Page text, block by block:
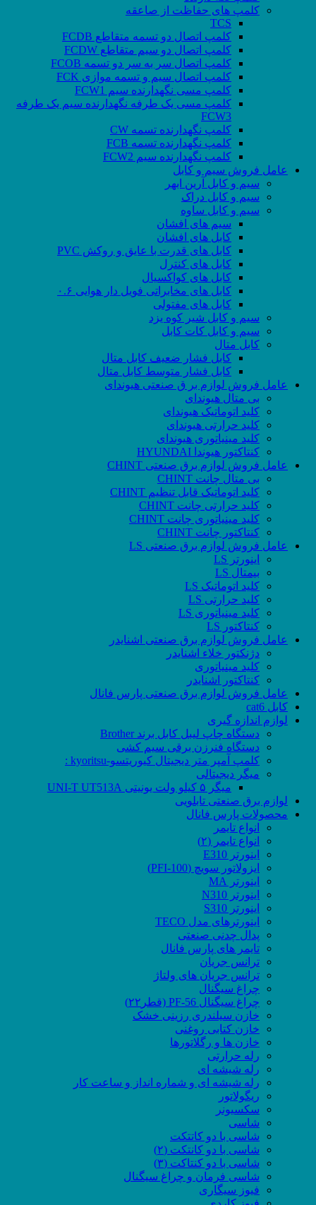
کلمپ های حفاظت از صاعقه
TCS
کلمپ اتصال دو تسمه متقاطع FCDB
کلمپ اتصال دو سیم متقاطع FCDW
کلمپ اتصال سر به سر دو تسمه FCOB
کلمپ اتصال سیم و تسمه موازی FCK
کلمپ مسی نگهدارنده سیم FCW1
کلمپ مسی یک طرفه نگهدارنده سیم یک طرفه
FCW3
کلمپ نگهدارنده تسمه CW
کلمپ نگهدارنده تسمه FCB
کلمپ نگهدارنده سیم FCW2
عامل فروش سیم و کابل
سیم و کابل آرین ابهر
سیم و کابل دراک
سیم و کابل ساوه
سیم های افشان
کابل های افشان
کابل های قدرت با عایق و روکش PVC
کابل های کنترل
کابل های کواکسیال
کابل های مخابراتی فویل دار هوایی ۰.۶
کابل های مفتولی
سیم و کابل شیر کوه یزد
سیم و کابل کات کابل
کابل متال
کابل فشار ضعیف کابل متال
کابل فشار متوسط کابل متال
عامل فروش لوازم بر ق صنعتی هیوندای
بی متال هیوندای
کلید اتوماتیک هیوندای
کلید حرارتی هیوندای
کلید مینیاتوری هیوندای
کنتاکتور هیوندا HYUNDAI
عامل فروش لوازم برق صنعتی CHINT
بی متال چانت CHINT
کلید اتوماتیک قابل تنظیم CHINT
کلید حرارتی چانت CHINT
کلید مینیاتوری چانت CHINT
کنتاکتور چانت CHINT
عامل فروش لوازم برق صنعتی LS
اینورتر LS
بیمتال LS
کلید اتوماتیک LS
کلید حرارتی LS
کلید مینیاتوری LS
کنتاکتور LS
عامل فروش لوازم برق صنعتی اشنایدر
دژنکتور خلاء اشنایدر
کلید مینیاتوری
کنتاکتور اشنایدر
عامل فروش لوازم برق صنعتی پارس فانال
کابل cat6
لوازم اندازه گیری
دستگاه چاپ لیبل کابل برند Brother
دستگاه فنرزن برقی سیم کشی
کلمپ آمپر متر دیجیتال کیوریتسو-kyoritsu :
میگر دیجیتالی
میگر ۵ کیلو ولت یونیتی UNI-T UT513A
لوازم برق صنعتی تابلویی
محصولات پارس فانال
انواع تایمر
انواع تایمر (۲)
اینورتر E310
ایزولاتور سویچ (PFI-100)
اینورتر MA
اینورتر N310
اینورتر S310
اینورترهای مدل TECO
پدال چدنی صنعتی
تایمر های پارس فانال
ترانس جریان
ترانس جریان های ولتاژ
چراغ سیگنال
چراغ سیگنال PF-56 (قطر۲۲)
خازن سیلندری رزینی خشک
خازن کتابی روغنی
خازن ها و رگلاتورها
رله حرارتی
رله شیشه ای
رله شیشه ای و شماره انداز و ساعت کار
ریگولاتور
سکسیونر
شاسی
شاسی با دو کاتتکت
شاسی با دو کانتکت (۲)
شاسی با دو کنتاکت (۳)
شاسی فرمان و چراغ سیگنال
فیوز سیگاری